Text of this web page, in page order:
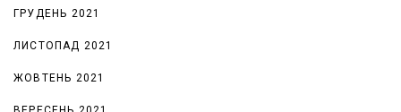
ГРУДЕНЬ 2021
ЛИСТОПАД 2021
ЖОВТЕНЬ 2021